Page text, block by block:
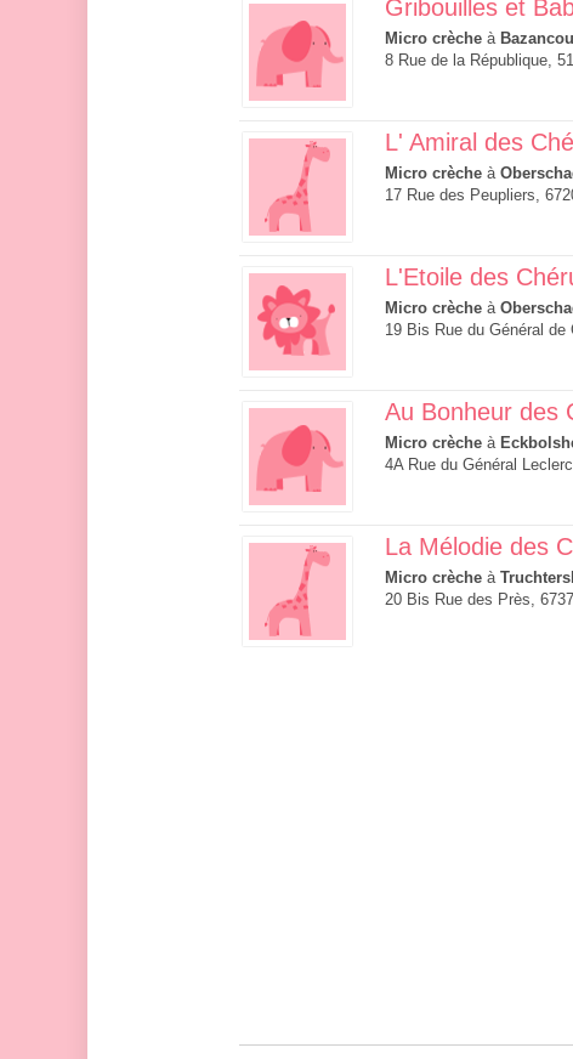
Gribouilles et
Micro crèche à
8 Rue de la République,
L' Amiral des
Micro crèche à
17 Rue des Peupliers,
L'Etoile des
Micro crèche à
19 Bis Rue du Général
Au Bonheur des
Micro crèche à
4A Rue du Général
La Mélodie des
Micro crèche à
20 Bis Rue des Près,